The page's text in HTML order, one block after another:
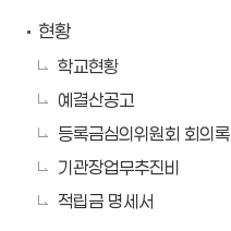
현황
학교현황
예결산공고
등록금심의위원회 회의록
기관장업무추진비
적립금 명세서